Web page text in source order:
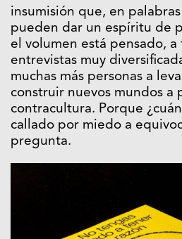
insumisión que, en
pueden dar un espíritu de
el volumen está pensado, a
entrevistas muy
muchas más personas a
construir nuevos mundos a
contracultura. Porque
callado por miedo a
pregunta.